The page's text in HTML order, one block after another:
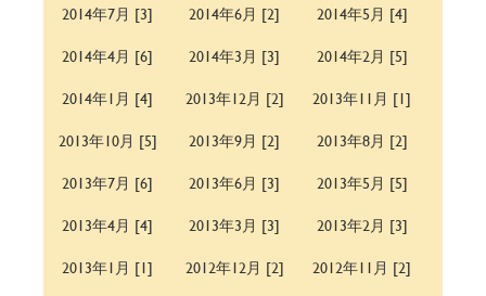
2014年7月 [3]
2014年6月 [2]
2014年5月 [4]
2014年4月 [6]
2014年3月 [3]
2014年2月 [5]
2014年1月 [4]
2013年12月 [2]
2013年11月 [1]
2013年10月 [5]
2013年9月 [2]
2013年8月 [2]
2013年7月 [6]
2013年6月 [3]
2013年5月 [5]
2013年4月 [4]
2013年3月 [3]
2013年2月 [3]
2013年1月 [1]
2012年12月 [2]
2012年11月 [2]